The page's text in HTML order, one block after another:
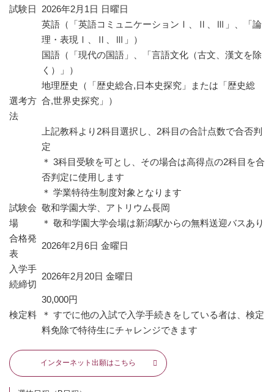
試験日 2026年2月1日 日曜日
選考方
法
英語（「英語コミュニケーションⅠ、Ⅱ、Ⅲ」、「論
理・表現Ⅰ、Ⅱ、Ⅲ」）
国語（「現代の国語」、「言語文化（古文、漢文を除
く）」）
地理歴史（「歴史総合,日本史探究」または「歴史総
合,世界史探究」）
上記教科より2科目選択し、2科目の合計点数で合否判
定
＊ 3科目受験を可とし、その場合は高得点の2科目を合
否判定に使用します
＊ 学業特待生制度対象となります
試験会
場
敬和学園大学、アトリウム長岡
＊ 敬和学園大学会場は新潟駅からの無料送迎バスあり
合格発
表
2026年2月6日 金曜日
入学手
続締切
2026年2月20日 金曜日
検定料
30,000円
＊ すでに他の入試で入学手続きをしている者は、検定
料免除で特待生にチャレンジできます
インターネット出願はこちら